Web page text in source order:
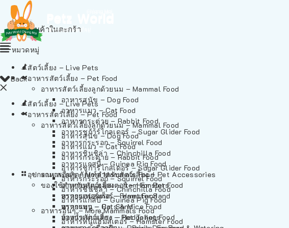
ไม่มีสินค้าในตะกร้า
Back
สัตว์เลี้ยง – Live Pets
อาหารสัตว์เลี้ยง – Pet Food
อาหารสัตว์เลี้ยงลูกด้วยนม – Mammal Food
อาหารสุนัข – Dog Food
อาหารแมว – Cat Food
อาหารกระต่าย – Rabbit Food
อาหารชูก้าร์ไกลเดอร์ – Sugar Glider Food
อาหารกระรอก – Squirrel Food
อาหารชินชิล่า – Chinchilla Food
อาหารแกสบี้ – Guinea Pig Food
อาหารอื่นๆ – More Mammals Food
อาหารหนูแฮมสเตอร์ – Hamster Food
หมวดหมู่
สัตว์เลี้ยง – Live Pets
อาหารสัตว์เลี้ยง – Pet Food
อาหารสัตว์เลี้ยงลูกด้วยนม – Mammal Food
อาหารสุนัข – Dog Food
อาหารแมว – Cat Food
อาหารกระต่าย – Rabbit Food
อาหารชูก้าร์ไกลเดอร์ – Sugar Glider Food
อาหารกระรอก – Squirrel Food
อาหารชินชิล่า – Chinchilla Food
อาหารแกสบี้ – Guinea Pig Food
อาหารอื่นๆ – More Mammals Food
อาหารหนูแฮมสเตอร์ – Hamster Food
อาหารเฟอร์เร็ต – Ferret Food
อาหารหนู – Rats & Mice Food
อาหารเม่นแคระ – Hedgehog Food
อุปกรณและผลิตภัณฑ์สำหรับสัตว์เลี้ยง – Pet Accessories
ของใช้สำหรับสัตว์เลี้ยง – Item For Pets
ทรายแฮมสเตอร์ – Hamster Sand
ทรายแมว – Cat Sand
ห้องน้ำสัตว์เลี้ยง – Pet Toilets